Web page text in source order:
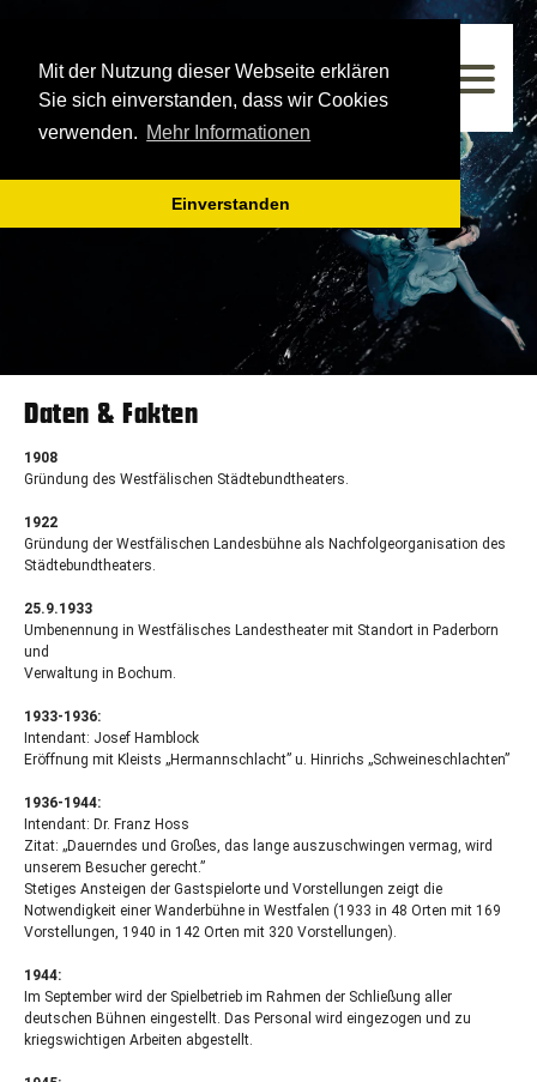
Mit der Nutzung dieser Webseite erklären
Sie sich einverstanden, dass wir Cookies
verwenden. Mehr Informationen
Einverstanden
Westfälisches Landestheater
Spielzeit 2025/2026
Daten & Fakten
1908
Gründung des Westfälischen Städtebundtheaters.
1922
Gründung der Westfälischen Landesbühne als Nachfolgeorganisation des
Städtebundtheaters.
25.9.1933
Umbenennung in Westfälisches Landestheater mit Standort in Paderborn
und
Verwaltung in Bochum.
1933-1936:
Intendant: Josef Hamblock
Eröffnung mit Kleists „Hermannschlacht” u. Hinrichs „Schweineschlachten”
1936-1944:
Intendant: Dr. Franz Hoss
Zitat: „Dauerndes und Großes, das lange auszuschwingen vermag, wird
unserem Besucher gerecht.”
Stetiges Ansteigen der Gastspielorte und Vorstellungen zeigt die
Notwendigkeit einer Wanderbühne in Westfalen (1933 in 48 Orten mit 169
Vorstellungen, 1940 in 142 Orten mit 320 Vorstellungen).
1944:
Im September wird der Spielbetrieb im Rahmen der Schließung aller
deutschen Bühnen eingestellt. Das Personal wird eingezogen und zu
kriegswichtigen Arbeiten abgestellt.